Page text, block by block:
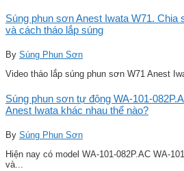
Súng phun sơn Anest Iwata W71. Chia
và cách tháo lắp súng
By Súng Phun Sơn
Video tháo lắp súng phun sơn W71 Anest
Súng phun sơn tự động WA-101-
Anest Iwata khác nhau thế nào?
By Súng Phun Sơn
Hiện nay có model WA-101-082P.AC WA-
và...